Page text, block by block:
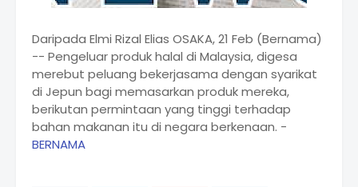
Daripada Elmi Rizal Elias OSAKA, 21 Feb (Bernama)
-- Pengeluar produk halal di Malaysia, digesa
merebut peluang bekerjasama dengan syarikat
di Jepun bagi memasarkan produk mereka,
berikutan permintaan yang tinggi terhadap
bahan makanan itu di negara berkenaan. -
BERNAMA